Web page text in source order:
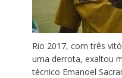
Rio 2017, com três
uma derrota, exaltou
técnico Emanoel